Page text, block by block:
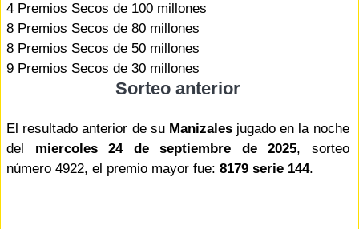
4 Premios Secos de 100 millones
8 Premios Secos de 80 millones
8 Premios Secos de 50 millones
9 Premios Secos de 30 millones
Sorteo anterior
El resultado anterior de su Manizalesjugado en la noche
del miercoles 24 de septiembre de 2025, sorteo
número 4922, el premio mayor fue: 8179 serie 144.